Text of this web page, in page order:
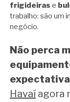
frigideiras e
trabalho: são um
negócio.
Não perca
Havaíagora